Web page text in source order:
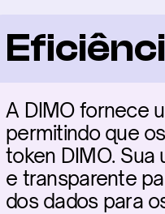
A DIMO fornece
permitindo que
token DIMO.
e transparente
dos dados para